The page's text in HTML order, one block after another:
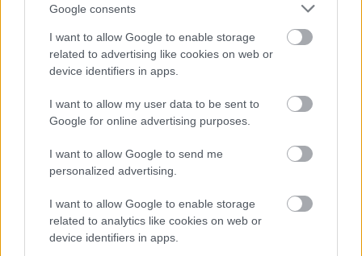
Google consents
I want to allow Google to enable storage
related to advertising like cookies on web or
device identifiers in apps.
I want to allow my user data to be sent to
Google for online advertising purposes.
I want to allow Google to send me
personalized advertising.
I want to allow Google to enable storage
related to analytics like cookies on web or
device identifiers in apps.
2023. december 6.08:30
Korlátozások a parkolóházaknál